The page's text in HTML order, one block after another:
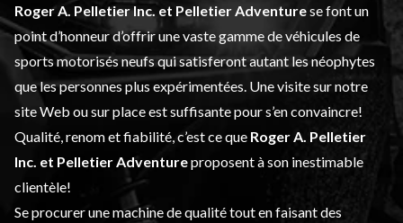
Roger A. Pelletier Inc. et Pelletier Adventurese font un
point d’honneur d’offrir une vaste gamme devéhicules de
sports motorisés neufsqui satisferont autant les néophytes
que les personnes plus expérimentées. Une visite sur notre
site Web ou sur place est suffisante pour s’en convaincre!
Qualité, renom et fiabilité, c’est ce que Roger A. Pelletier
Inc. et Pelletier Adventureproposent à son inestimable
clientèle!
Se procurer une machine de qualité tout en faisant des